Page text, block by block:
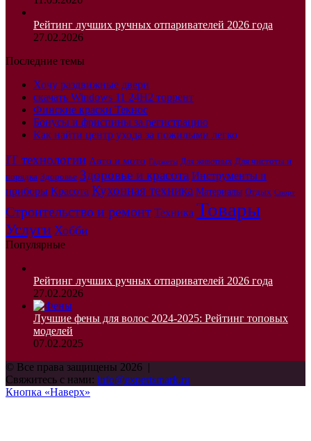
Рейтинг лучших ручных отпаривателей 2026 года
27.02.2026
Последние темы
Хочу раздвижные двери
скачать Windows 11 24H2 торрент
Финские краски Текнос
Бонусы и фриспины за регистрацию
Как найти центр ухода за пожилыми легко
IT технологии Авто и мото Гаджеты Для животных Для чистоты и
порядка Здоровье Здоровье и красота Инструменты и
приборы Красота Кухонная техника Материалы Отдых Спорт
Строительство и ремонт Техника Товары
Услуги Хобби
Популярные
Рейтинг лучших ручных отпаривателей 2026 года
27.02.2026
Лучшие фены для волос 2024-2025: Рейтинг топовых
моделей
07.02.2025
© Все права защищены 2026 |
Свяжитесь с нами: info@expertsmark.ru
Кнопка «Наверх»